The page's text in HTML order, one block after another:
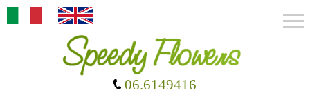
06.6149416